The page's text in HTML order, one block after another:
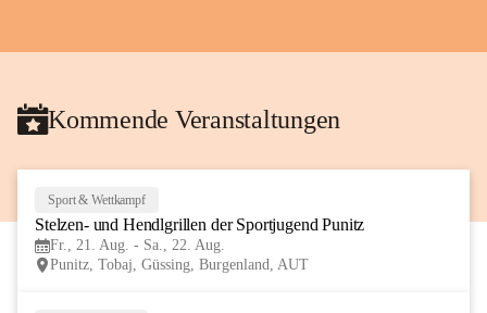
Kommende Veranstaltungen
Sport & Wettkampf
Stelzen- und Hendlgrillen der Sportjugend Punitz
Fr., 21. Aug. - Sa., 22. Aug.
Punitz, Tobaj, Güssing, Burgenland, AUT